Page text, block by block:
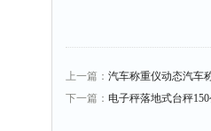
上一篇： 汽车称重仪动态汽车
下一篇： 电子秤落地式台秤